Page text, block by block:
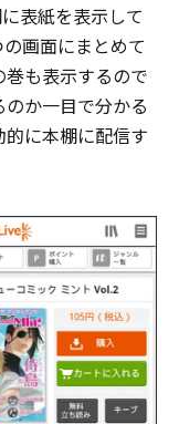
表紙を表示して
画面にまとめて
も表示するので
か一目で分かる
に本棚に配信す